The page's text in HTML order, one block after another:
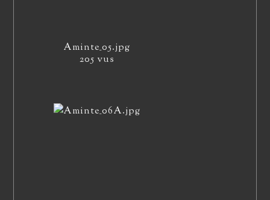
Aminte_05.jpg
205 vus